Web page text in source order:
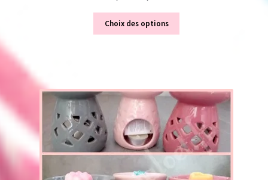
Choix des options